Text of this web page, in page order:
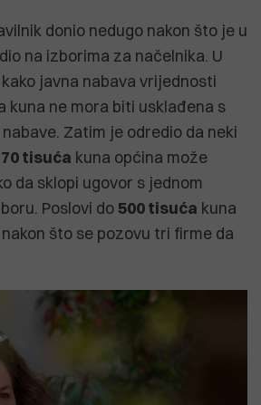
donio nedugo nakon što je u
na izborima za načelnika. U
javna nabava vrijednosti
kuna ne mora biti usklađena s
Zatim je odredio da neki
70 tisuća kuna općina može
da sklopi ugovor s jednom
Poslovi do 500 tisuća kuna
što se pozovu tri firme da